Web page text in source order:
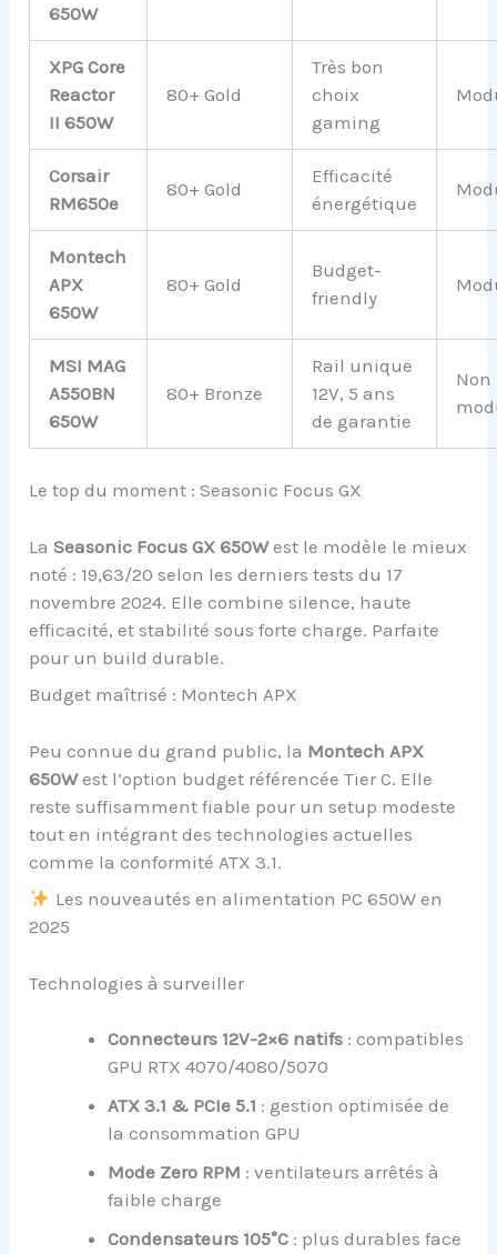
650W
XPG Core
Reactor
II 650W
80+ Gold
Très bon
choix
gaming
Corsair
RM650e
80+ Gold
Efficacité
énergétique
Montech
APX
650W
80+ Gold
Budget-
friendly
MSI MAG
A550BN
650W
80+ Bronze
Rail unique
12V, 5 ans
de garantie
Non
Le top du moment : Seasonic Focus GX
LaSeasonic Focus GX 650West le modèle le mieux
noté : 19,63/20 selon les derniers tests du 17
novembre 2024. Elle combine silence, haute
efficacité, et stabilité sous forte charge. Parfaite
pour un build durable.
Budget maîtrisé : Montech APX
Peu connue du grand public, la Montech APX
650West l’option budget référencée Tier C. Elle
reste suffisamment fiable pour un setup modeste
tout en intégrant des technologies actuelles
comme la conformité ATX 3.1.
Les nouveautés en alimentation PC 650W en
2025
Technologies à surveiller
Connecteurs 12V-2×6 natifs : compatibles
GPU RTX 4070/4080/5070
ATX 3.1 & PCIe 5.1 : gestion optimisée de
la consommation GPU
Mode Zero RPM : ventilateurs arrêtés à
faible charge
Condensateurs 105°C : plus durables face